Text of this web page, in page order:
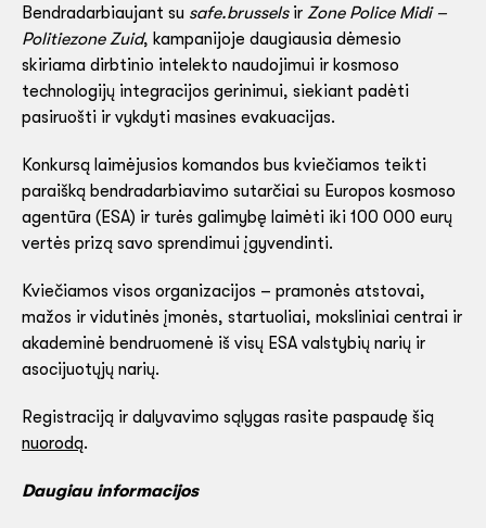
Bendradarbiaujant su safe.brusselsir Zone Police Midi –
Politiezone Zuid, kampanijoje daugiausia dėmesio
skiriama dirbtinio intelekto naudojimui ir kosmoso
technologijų integracijos gerinimui, siekiant padėti
pasiruošti ir vykdyti masines evakuacijas.
Konkursą laimėjusios komandos bus kviečiamos teikti
paraišką bendradarbiavimo sutarčiai su Europos kosmoso
agentūra (ESA) ir turės galimybę laimėti iki 100 000 eurų
vertės prizą savo sprendimui įgyvendinti.
Kviečiamos visos organizacijos – pramonės atstovai,
mažos ir vidutinės įmonės, startuoliai, moksliniai centrai ir
akademinė bendruomenė iš visų ESA valstybių narių ir
asocijuotųjų narių.
Registraciją ir dalyvavimo sąlygas rasite paspaudę šią
nuorodą.
Daugiau informacijos